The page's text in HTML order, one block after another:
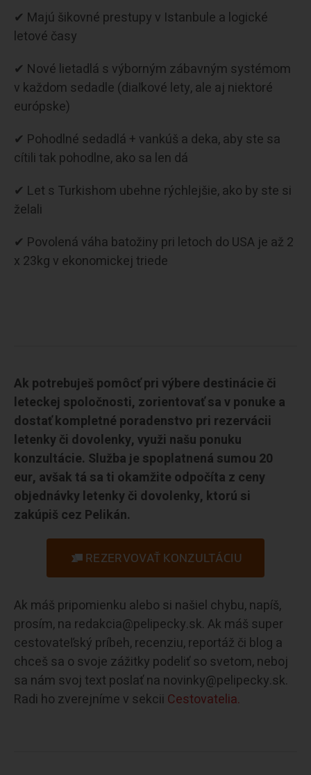
✔ Majú šikovné prestupy v Istanbule a logické
letové časy
✔ Nové lietadlá s výborným zábavným systémom
v každom sedadle (diaľkové lety, ale aj niektoré
európske)
✔ Pohodlné sedadlá + vankúš a deka, aby ste sa
cítili tak pohodlne, ako sa len dá
✔ Let s Turkishom ubehne rýchlejšie, ako by ste si
želali
✔ Povolená váha batožiny pri letoch do USA je až 2
x 23kg v ekonomickej triede
Ak potrebuješ pomôcť pri výbere destinácie či
leteckej spoločnosti, zorientovať sa v ponuke a
dostať kompletné poradenstvo pri rezervácii
letenky či dovolenky, využi našu ponuku
konzultácie. Služba je spoplatnená sumou 20
eur, avšak tá sa ti okamžite odpočíta z ceny
objednávky letenky či dovolenky, ktorú si
zakúpiš cez Pelikán.
REZERVOVAŤ KONZULTÁCIU
Ak máš pripomienku alebo si našiel chybu, napíš,
prosím, na redakcia@pelipecky.sk. Ak máš super
cestovateľský príbeh, recenziu, reportáž či blog a
chceš sa o svoje zážitky podeliť so svetom, neboj
sa nám svoj text poslať na novinky@pelipecky.sk.
Radi ho zverejníme v sekcii Cestovatelia.